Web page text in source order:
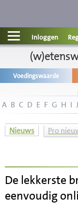
Contact
Informatie
Disclaimer
Inloggen
Voedingswaarde
A B C D E F G H I J
Nieuws Pro
De lekkerste
eenvoudig